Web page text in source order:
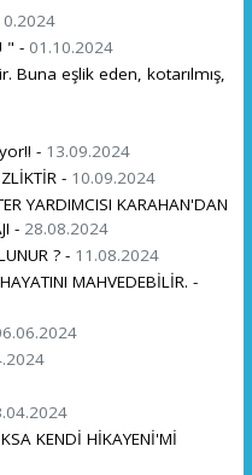
" - 01.10.2024
Buna eşlik eden, kotarılmış,
- 13.09.2024
- 10.09.2024
YARDIMCISI KARAHAN'DAN
- 28.08.2024
? - 11.08.2024
MAHVEDEBİLİR. -
KENDİ HİKAYENİ'Mİ